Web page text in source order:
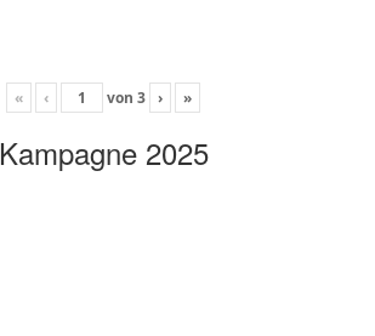
« ‹ von 3 › »
Kampagne 2025